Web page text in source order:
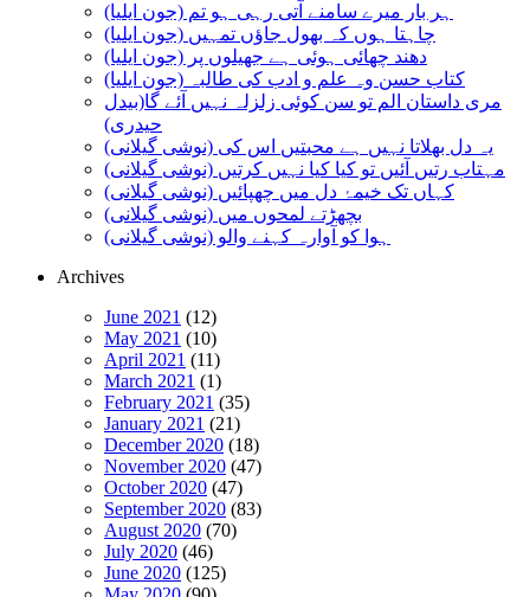
ہر بار میرے سامنے آتی رہی ہو تم (جون ایلیا)
چاہتا ہوں کہ بھول جاؤں تمہیں (جون ایلیا)
دھند چھائی ہوئی ہے جھیلوں پر (جون ایلیا)
کتاب حسن وہ علم و ادب کی طالبہ (جون ایلیا)
مری داستان الم تو سن کوئی زلزلہ نہیں آئے گا(بیدل
حیدری)
یہ دل بھلاتا نہیں ہے محبتیں اس کی (نوشی گیلانی)
مہتاب رتیں آئیں تو کیا کیا نہیں کرتیں (نوشی گیلانی)
کہاں تک خیمۂ دل میں چھپائیں (نوشی گیلانی)
بچھڑتے لمحوں میں (نوشی گیلانی)
ہوا کو آوارہ کہنے والو (نوشی گیلانی)
Archives
June 2021 (12)
May 2021 (10)
April 2021 (11)
March 2021 (1)
February 2021 (35)
January 2021 (21)
December 2020 (18)
November 2020 (47)
October 2020 (47)
September 2020 (83)
August 2020 (70)
July 2020 (46)
June 2020 (125)